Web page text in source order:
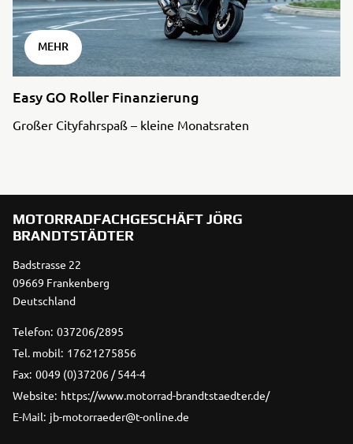
MEHR
Easy GO Roller Finanzierung
Großer Cityfahrspaß – kleine Monatsraten
MOTORRADFACHGESCHÄFT JÖRG
BRANDTSTÄDTER
Badstrasse 22
09669 Frankenberg
Deutschland
Telefon: 037206/2895
Tel. mobil: 17621275856
Fax: 0049 (0)37206 / 544-4
Website: https://www.motorrad-brandtstaedter.de/
E-Mail: jb-motorraeder@t-online.de